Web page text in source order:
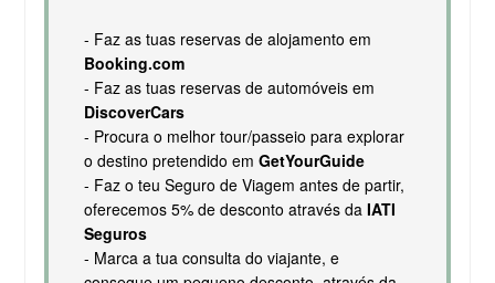
- Faz as tuas reservas de alojamento em
Booking.com
- Faz as tuas reservas de automóveis em
DiscoverCars
- Procura o melhor tour/passeio para explorar
o destino pretendido em GetYourGuide
- Faz o teu Seguro de Viagem antes de partir,
oferecemos 5% de desconto através da IATI
Seguros
- Marca a tua consulta do viajante, e